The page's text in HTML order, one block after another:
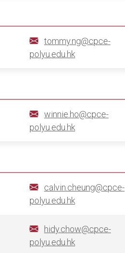
tommy.ng@cpce-
polyu.edu.hk
winnie.ho@cpce-
polyu.edu.hk
calvin.cheung@cpce-
polyu.edu.hk
hidy.chow@cpce-
polyu.edu.hk